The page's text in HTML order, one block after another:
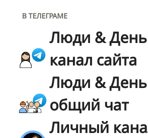
В ТЕЛЕГРАМЕ
Люди &
канал сайта
Люди &
общий чат
Личный